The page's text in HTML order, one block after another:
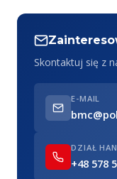
Skontaktuj się z
E-MAIL
DZIAŁ
+48 578